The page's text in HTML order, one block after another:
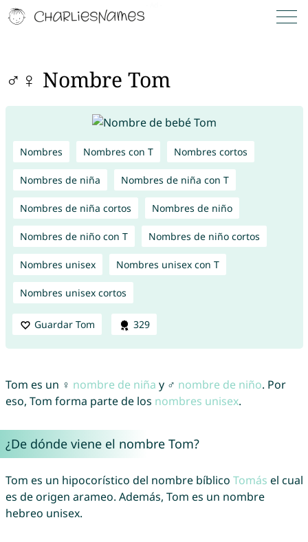
♂♀ Nombre Tom
Nombres Nombres con T Nombres cortos
Nombres de niña Nombres de niña con T
Nombres de niña cortos Nombres de niño
Nombres de niño con T Nombres de niño cortos
Nombres unisex Nombres unisex con T
Nombres unisex cortos
Guardar Tom 329
Tom es un ♀ nombre de niña y ♂ nombre de niño. Por
eso, Tom forma parte de los nombres unisex.
¿De dónde viene el nombre Tom?
Tom es un hipocorístico del nombre bíblico Tomás el cual
es de origen arameo. Además, Tom es un nombre
hebreo unisex.